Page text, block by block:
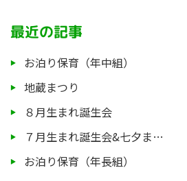
最近の記事
お泊り保育（年中組）
地蔵まつり
８月生まれ誕生会
７月生まれ誕生会&七夕ま…
お泊り保育（年長組）